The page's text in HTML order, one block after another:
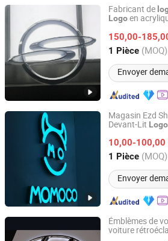
Fabricant de
Logoen
150,00-
1 Pièce (MOQ)
Envoyer
Shanghai Goodbang Display
Shanghai, China Depuis
Magasin Ezd
Devant-Lit Logo
10,00-100,00
1 Pièce (MOQ)
Envoyer
Shenyang Ezd Sign Co., Ltd
Liaoning, China Depuis
Émblèmes de
voiture
Shanghai Goodbang Display